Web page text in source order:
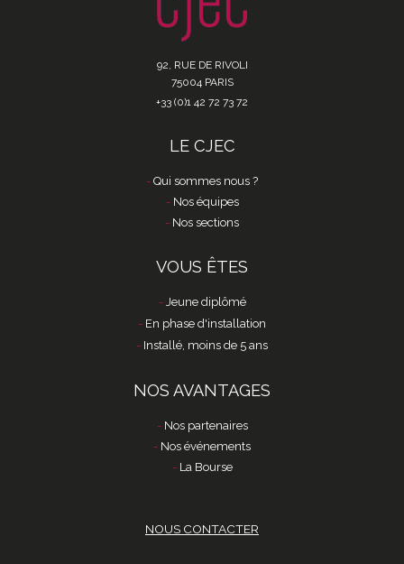
92, RUE DE RIVOLI
75004 PARIS
+33 (0)1 42 72 73 72
LE CJEC
Qui sommes nous ?
Nos équipes
Nos sections
VOUS ÊTES
Jeune diplômé
En phase d'installation
Installé, moins de 5 ans
NOS AVANTAGES
Nos partenaires
Nos événements
La Bourse
NOUS CONTACTER